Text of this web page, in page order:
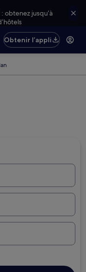
obtenez jusqu’à
Obtenir l’appli